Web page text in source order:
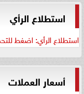
استطلاع الرأي
استطلاع الرأي: اضغط
أسعار العملات